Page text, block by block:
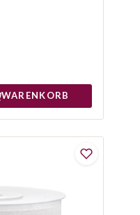
WARENKORB